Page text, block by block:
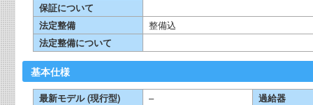
保証について
法定整備
整備込
法定整備について
基本仕様
最新モデル (現行型) –
過給器